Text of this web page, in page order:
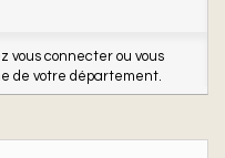
vous connecter ou vous
de votre département.